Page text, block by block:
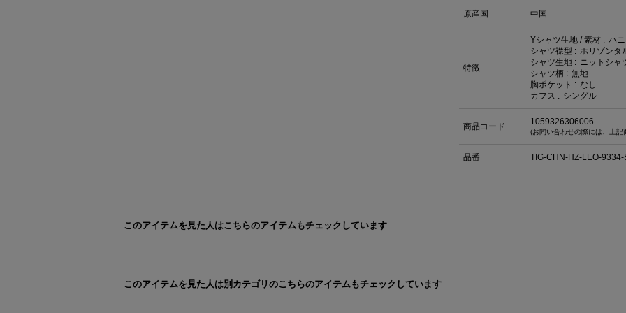
原産国 中国
特徴
Yシャツ生地 / 素材 : ハ
シャツ襟型 : ホリゾンタ
シャツ生地 : ニットシャ
シャツ柄 : 無地
胸ポケット : なし
カフス : シングル
商品コード 1059326306006
(お問い合わせの際には、上
品番 TIG-CHN-HZ-LEO-9334-
このアイテムを見た人はこちらのアイテムもチェックしています
このアイテムを見た人は別カテゴリのこちらのアイテムもチェックしています